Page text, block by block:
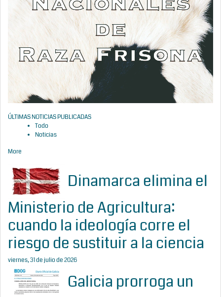
ÚLTIMAS NOTICIAS PUBLICADAS
Todo
Noticias
More
Dinamarca elimina el
Ministerio de Agricultura:
cuando la ideología corre el
riesgo de sustituir a la ciencia
viernes, 31 de julio de 2026
Galicia prorroga un